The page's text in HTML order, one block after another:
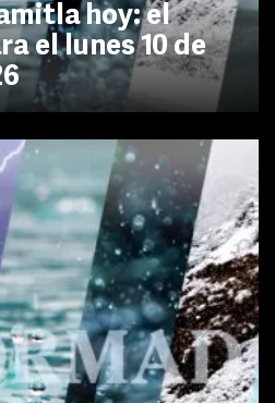
hoy: el
el lunes 10 de